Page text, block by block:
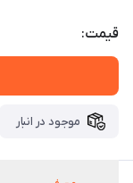
قیمت:
موجود در انبار